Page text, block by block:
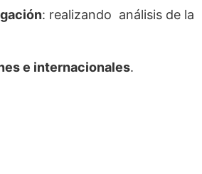
: realizando análisis de la
e internacionales.